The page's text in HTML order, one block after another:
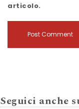
articolo.
Seguici anche